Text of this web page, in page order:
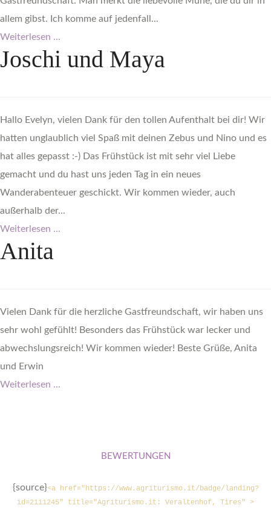
allem gibst. Ich komme auf jedenfall...
Weiterlesen ...
Joschi und Maya
Hallo Evelyn, vielen Dank für den tollen Aufenthalt bei dir! Wir
hatten unglaublich viel Spaß mit deinen Zebus und Nino und es
hat alles gepasst :-) Das Frühstück ist mit sehr viel Liebe
gemacht und du hast uns jeden Tag in ein neues
Wanderabenteuer geschickt. Wir kommen wieder, auch
außerhalb der...
Weiterlesen ...
Anita
Vielen Dank für die herzliche Gastfreundschaft, wir haben uns
sehr wohl gefühlt! Besonders das Frühstück war lecker und
abwechslungsreich! Wir kommen wieder! Beste Grüße, Anita
und Erwin
Weiterlesen ...
BEWERTUNGEN
{source}<a href="https://www.agriturismo.it/badge/landing?
id=2111245" title="Agriturismo.it: Veraltenhof, Tires" >